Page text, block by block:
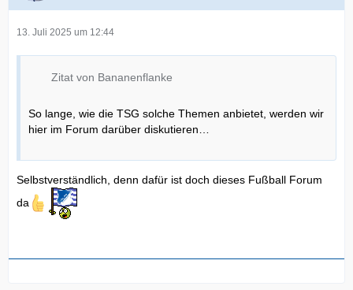
13. Juli 2025 um 12:44
Zitat von Bananenflanke
So lange, wie die TSG solche Themen anbietet, werden wir
hier im Forum darüber diskutieren…
Selbstverständlich, denn dafür ist doch dieses Fußball Forum
da